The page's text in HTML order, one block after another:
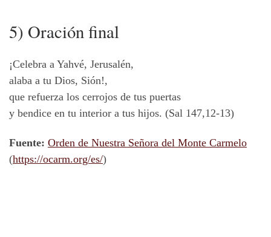
5) Oración final
¡Celebra a Yahvé, Jerusalén,
alaba a tu Dios, Sión!,
que refuerza los cerrojos de tus puertas
y bendice en tu interior a tus hijos. (Sal 147,12-13)
Fuente: Orden de Nuestra Señora del Monte Carmelo
(https://ocarm.org/es/)